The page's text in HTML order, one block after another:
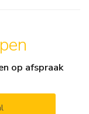
op afspraak